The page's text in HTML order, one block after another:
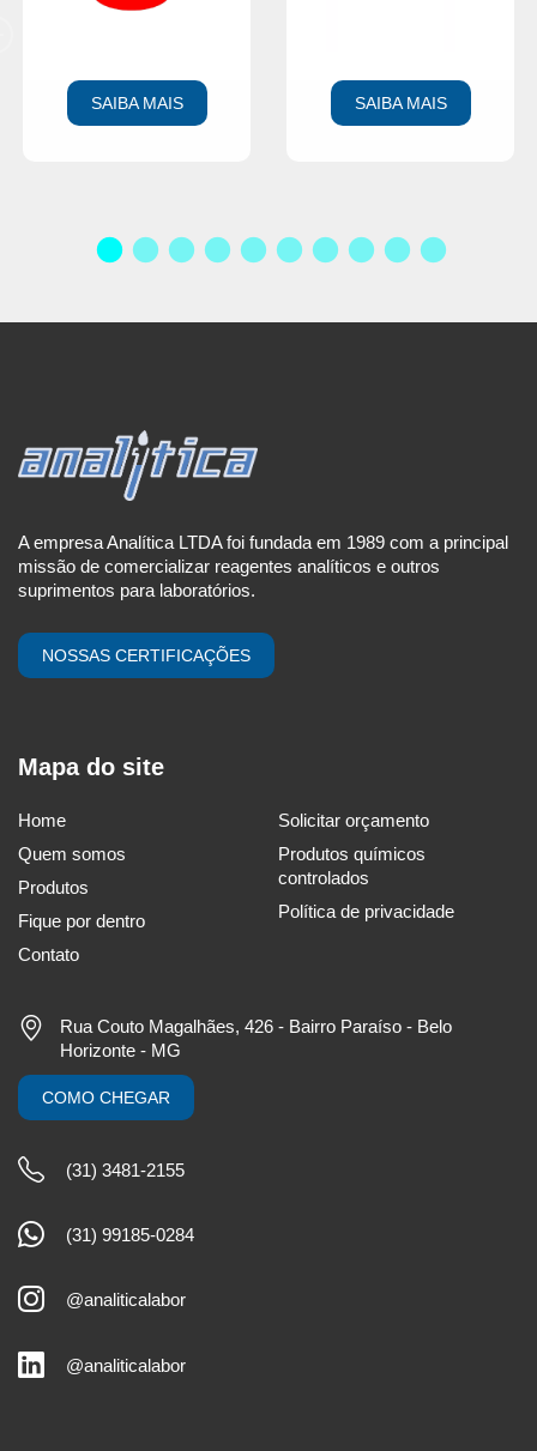
SAIBA MAIS SAIBA MAIS
A empresa Analítica LTDA foi fundada em 1989 com a principal
missão de comercializar reagentes analíticos e outros
suprimentos para laboratórios.
NOSSAS CERTIFICAÇÕES
Mapa do site
Home
Quem somos
Produtos
Fique por dentro
Contato
Solicitar orçamento
Produtos químicos
controlados
Política de privacidade
Rua Couto Magalhães, 426 - Bairro Paraíso - Belo
Horizonte - MG
COMO CHEGAR
(31) 3481-2155
(31) 99185-0284
@analiticalabor
@analiticalabor